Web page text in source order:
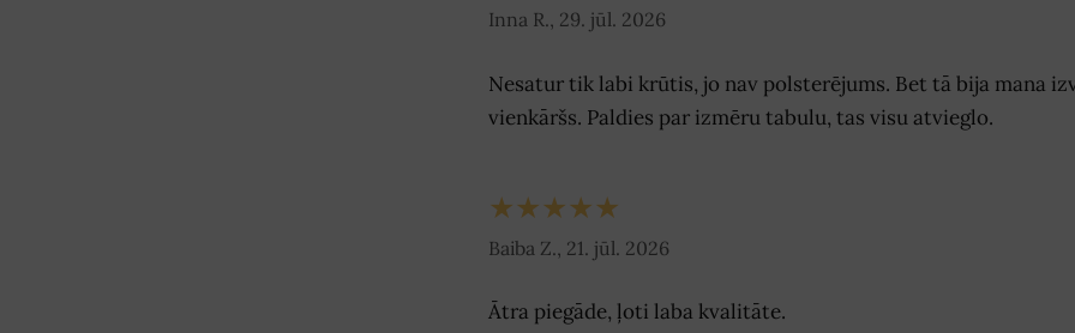
Inna R., 29. jūl. 2026
Nesatur tik labi krūtis, jo nav polsterējums. Bet tā bija mana
vienkāršs. Paldies par izmēru tabulu, tas visu atvieglo.
★★★★★
Baiba Z., 21. jūl. 2026
Ātra piegāde, ļoti laba kvalitāte.